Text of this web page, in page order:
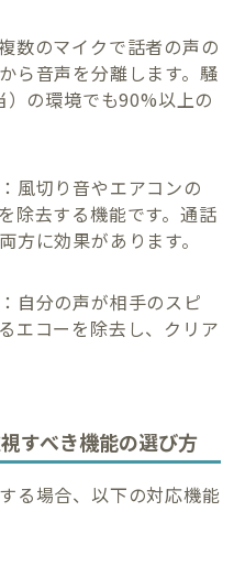
数のマイクで話者の声の
ら音声を分離します。騒
の環境でも90%以上の
：風切り音やエアコンの
除去する機能です。通話
方に効果があります。
：自分の声が相手のスピ
エコーを除去し、クリア
すべき機能の選び方
る場合、以下の対応機能